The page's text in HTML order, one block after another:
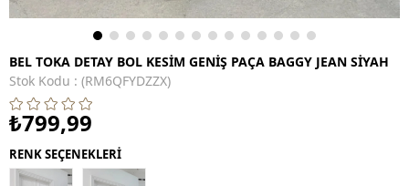
BEL TOKA DETAY BOL KESİM GENİŞ PAÇA BAGGY JEAN SİYAH
Stok Kodu
(RM6QFYDZZX)
₺799,99
RENK SEÇENEKLERİ